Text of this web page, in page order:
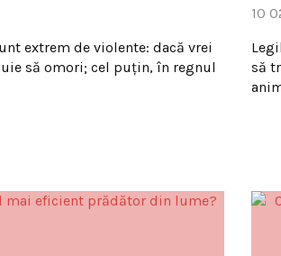
extrem de violente: dacă vrei
să omori; cel puțin, în regnul
10
să